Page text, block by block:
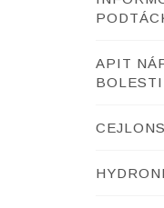
APIT
BOLESTI